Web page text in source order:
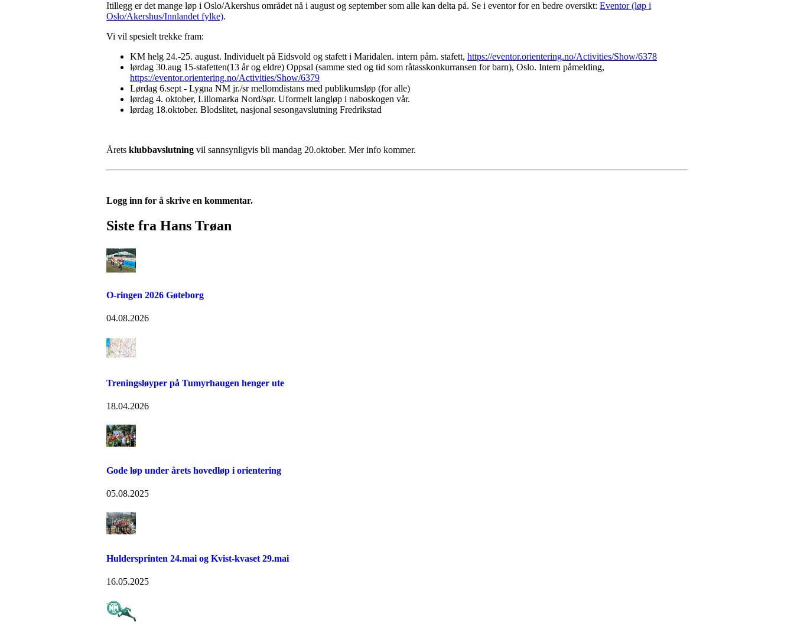
Itillegg er det mange løp i Oslo/Akershus området nå i august og september som alle kan delta på. Se i eventor for en bedre oversikt: Eventor (løp i
Oslo/Akershus/Innlandet fylke).
Vi vil spesielt trekke fram:
KM helg 24.-25. august. Individuelt på Eidsvold og stafett i Maridalen. intern påm. stafett, https://eventor.orientering.no/Activities/Show/6378
lørdag 30.aug 15-stafetten(13 år og eldre) Oppsal (samme sted og tid som råtasskonkurransen for barn), Oslo. Intern påmelding,
https://eventor.orientering.no/Activities/Show/6379
Lørdag 6.sept - Lygna NM jr./sr mellomdistans med publikumsløp (for alle)
lørdag 4. oktober, Lillomarka Nord/sør. Uformelt langløp i naboskogen vår.
lørdag 18.oktober. Blodslitet, nasjonal sesongavslutning Fredrikstad
Årets klubbavslutning vil sannsynligvis bli mandag 20.oktober. Mer info kommer.
Logg inn for å skrive en kommentar.
Siste fra Hans Trøan
O-ringen 2026 Gøteborg
04.08.2026
Treningsløyper på Tumyrhaugen henger ute
18.04.2026
Gode løp under årets hovedløp i orientering
05.08.2025
Huldersprinten 24.mai og Kvist-kvaset 29.mai
16.05.2025